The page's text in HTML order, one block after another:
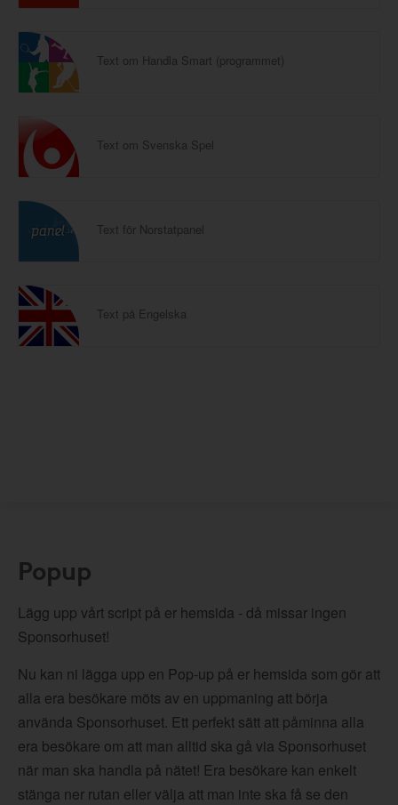
Text om Handla Smart (programmet)
Text om Svenska Spel
Text för Norstatpanel
Text på Engelska
Popup
Lägg upp vårt script på er hemsida - då missar ingen
Sponsorhuset!
Nu kan ni lägga upp en Pop-up på er hemsida som gör att
alla era besökare möts av en uppmaning att börja
använda Sponsorhuset. Ett perfekt sätt att påminna alla
era besökare om att man alltid ska gå via Sponsorhuset
när man ska handla på nätet! Era besökare kan enkelt
stänga ner rutan eller välja att man inte ska få se den